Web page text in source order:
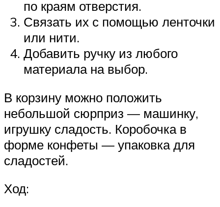
по краям отверстия.
Связать их с помощью ленточки
или нити.
Добавить ручку из любого
материала на выбор.
В корзину можно положить
небольшой сюрприз — машинку,
игрушку сладость. Коробочка в
форме конфеты — упаковка для
сладостей.
Ход: